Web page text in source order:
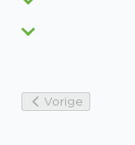
Vorige